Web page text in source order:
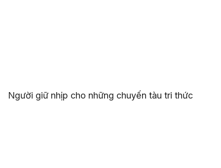
Người giữ nhịp cho những chuyến tàu tri thức